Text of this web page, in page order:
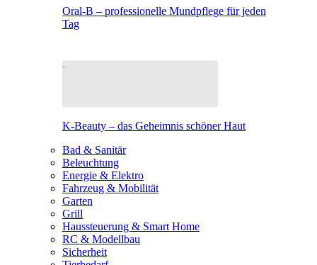
Oral-B – professionelle Mundpflege für jeden
Tag
K-Beauty – das Geheimnis schöner Haut
Bad & Sanitär
Beleuchtung
Energie & Elektro
Fahrzeug & Mobilität
Garten
Grill
Haussteuerung & Smart Home
RC & Modellbau
Sicherheit